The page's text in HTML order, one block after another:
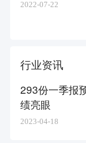
2022-07-22
行业资讯
293份一季报
绩亮眼
2023-04-18